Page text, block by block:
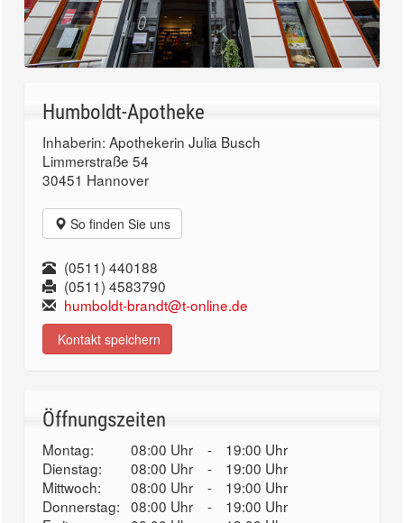
Humboldt-Apotheke
Inhaberin: Apothekerin Julia Busch
Limmerstraße 54
30451 Hannover
So finden Sie uns
(0511) 440188
(0511) 4583790
humboldt-brandt@t-online.de
Kontakt speichern
Öffnungszeiten
Montag: 08:00 Uhr -
19:00 Uhr
Dienstag:
08:00 Uhr -
19:00 Uhr
Mittwoch:
08:00 Uhr -
19:00 Uhr
Donnerstag: 08:00 Uhr -
19:00 Uhr